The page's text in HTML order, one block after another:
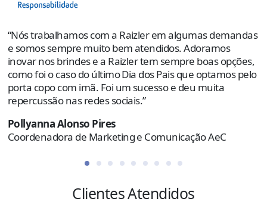
“Nós trabalhamos com a Raizler em algumas demandas
e somos sempre muito bem atendidos. Adoramos
inovar nos brindes e a Raizler tem sempre boas opções,
como foi o caso do último Dia dos Pais que optamos pelo
porta copo com imã. Foi um sucesso e deu muita
repercussão nas redes sociais.”
Pollyanna Alonso Pires
Coordenadora de Marketing e Comunicação AeC
Clientes Atendidos